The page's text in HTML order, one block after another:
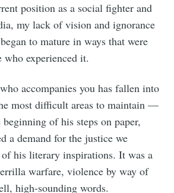
position as a social fighter and
my lack of vision and ignorance
to mature in ways that were
who experienced it.
accompanies you has fallen into
most difficult areas to maintain —
of his steps on paper,
a demand for the justice we
his literary inspirations. It was a
warfare, violence by way of
high-sounding words.